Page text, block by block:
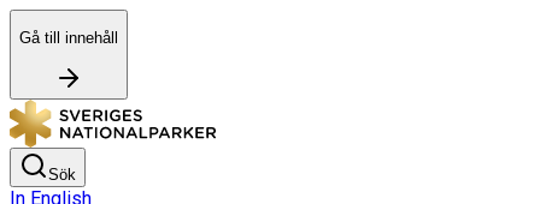
Gå till innehåll
Sök
In English